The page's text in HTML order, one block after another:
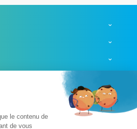
Mentions légales